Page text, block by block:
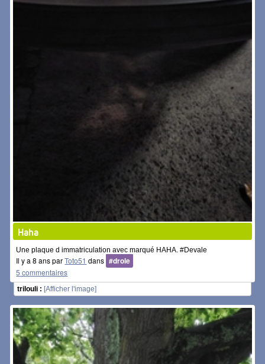
Haha
Une plaque d immatriculation avec marqué HAHA. #Devale
Il y a 8 ans parToto51 dans #drole
5 commentaires
trilouli : [Afficher l'image]